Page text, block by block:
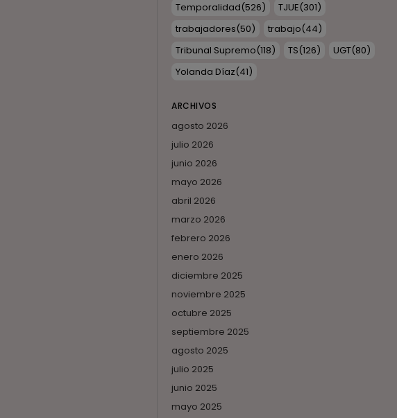
Temporalidad(526) TJUE(301)
trabajadores(50) trabajo(44)
Tribunal Supremo(118) TS(126) UGT(80)
Yolanda Díaz(41)
ARCHIVOS
agosto 2026
julio 2026
junio 2026
mayo 2026
abril 2026
marzo 2026
febrero 2026
enero 2026
diciembre 2025
noviembre 2025
octubre 2025
septiembre 2025
agosto 2025
julio 2025
junio 2025
mayo 2025